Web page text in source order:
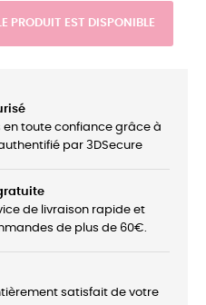
PRODUIT EST DISPONIBLE
en toute confiance grâce à
par 3DSecure
de livraison rapide et
de plus de 60€.
satisfait de votre